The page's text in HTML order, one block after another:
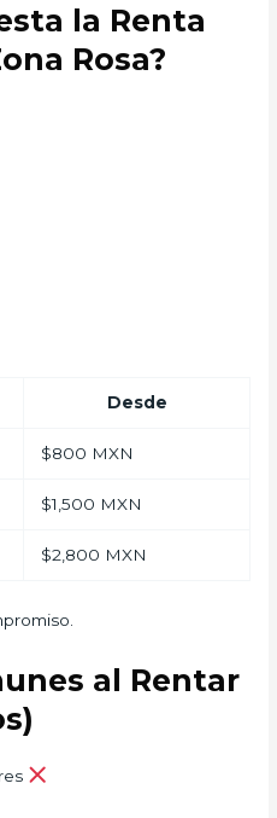
la Renta
Rosa?
Desde
$800 MXN
$1,500 MXN
$2,800 MXN
al Rentar